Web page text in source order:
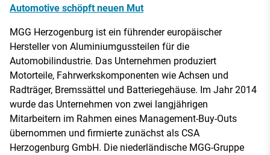
Automotive schöpft neuen Mut
MGG Herzogenburg ist ein führender europäischer
Hersteller von Aluminiumgussteilen für die
Automobilindustrie. Das Unternehmen produziert
Motorteile, Fahrwerkskomponenten wie Achsen und
Radträger, Bremssättel und Batteriegehäuse. Im Jahr 2014
wurde das Unternehmen von zwei langjährigen
Mitarbeitern im Rahmen eines Management-Buy-Outs
übernommen und firmierte zunächst als CSA
Herzogenburg GmbH. Die niederländische MGG-Gruppe